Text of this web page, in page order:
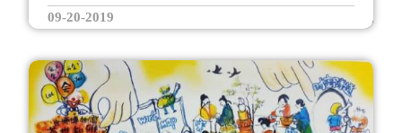
09-20-2019